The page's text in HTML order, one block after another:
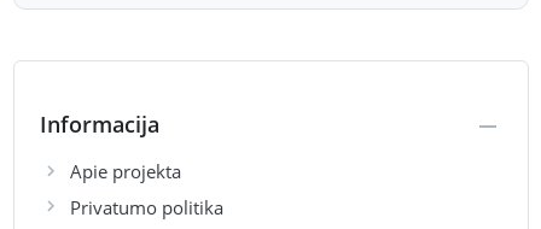
Informacija
Apie projekta
Privatumo politika